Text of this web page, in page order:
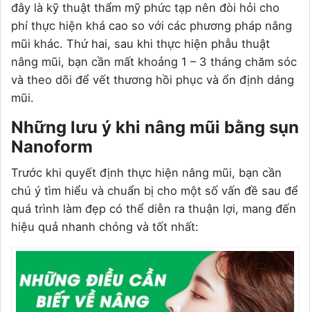
đây là kỹ thuật thẩm mỹ phức tạp nên đòi hỏi cho
phí thực hiện khá cao so với các phương pháp nâng
mũi khác. Thứ hai, sau khi thực hiện phẫu thuật
nâng mũi, bạn cần mất khoảng 1 – 3 tháng chăm sóc
và theo dõi để vết thương hồi phục và ổn định dáng
mũi.
Những lưu ý khi nâng mũi bằng sụn
Nanoform
Trước khi quyết định thực hiện nâng mũi, bạn cần
chú ý tìm hiểu và chuẩn bị cho một số vấn đề sau để
quá trình làm đẹp có thể diễn ra thuận lợi, mang đến
hiệu quả nhanh chóng và tốt nhất: